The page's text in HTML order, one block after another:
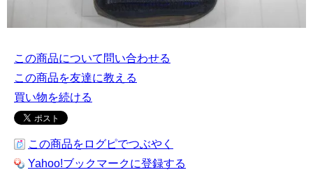
この商品について問い合わせる
この商品を友達に教える
買い物を続ける
この商品をログピでつぶやく
Yahoo!ブックマークに登録する